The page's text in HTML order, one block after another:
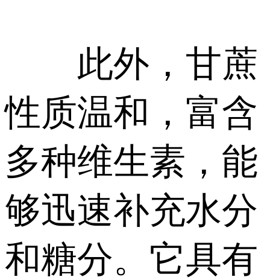
此外，甘蔗
性质温和，富含
多种维生素，能
够迅速补充水分
和糖分。它具有